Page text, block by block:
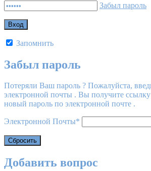
Забыл пароль
Запомнить
Забыл пароль
Потеряли Ваш пароль ? Пожалуйста,
электронной почты . Вы получите ссылку
новый пароль по электронной почте .
Электронной Почты*
Добавить вопрос